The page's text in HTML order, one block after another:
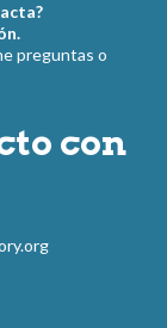
preguntas o
con